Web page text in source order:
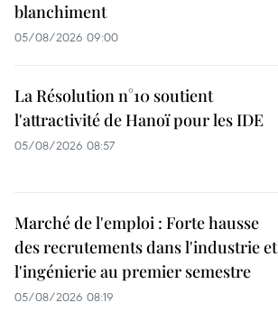
blanchiment
05/08/2026 09:00
La Résolution n°10 soutient
l'attractivité de Hanoï pour les IDE
05/08/2026 08:57
Marché de l'emploi : Forte hausse
des recrutements dans l'industrie et
l'ingénierie au premier semestre
05/08/2026 08:19